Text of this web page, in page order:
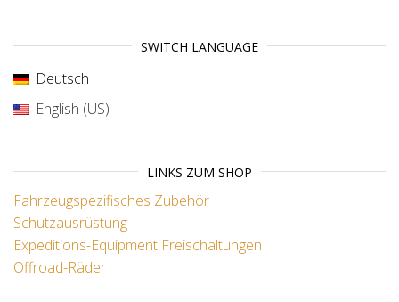
SWITCH LANGUAGE
Deutsch
English (US)
LINKS ZUM SHOP
Fahrzeugspezifisches Zubehör
Schutzausrüstung
Expeditions-Equipment Freischaltungen
Offroad-Räder